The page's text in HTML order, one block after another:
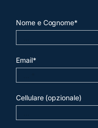
Nome e Cognome*
Email*
Cellulare (opzionale)